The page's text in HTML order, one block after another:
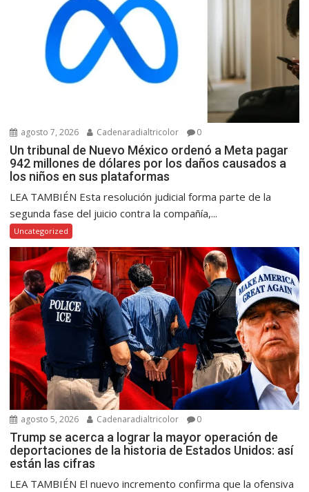
agosto 7, 2026 Cadenaradialtricolor 0
Un tribunal de Nuevo México ordenó a Meta pagar
942 millones de dólares por los daños causados a
los niños en sus plataformas
LEA TAMBIÉN Esta resolución judicial forma parte de la
segunda fase del juicio contra la compañía,...
Uncategorized
agosto 5, 2026 Cadenaradialtricolor 0
Trump se acerca a lograr la mayor operación de
deportaciones de la historia de Estados Unidos: así
están las cifras
LEA TAMBIÉN El nuevo incremento confirma que la ofensiva